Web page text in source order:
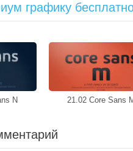
графику
N 21.02 Core Sans